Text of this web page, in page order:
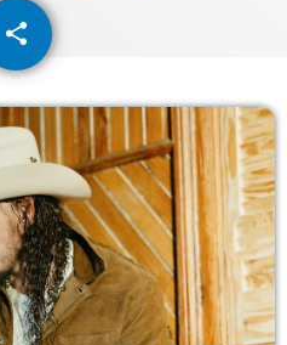
share
email